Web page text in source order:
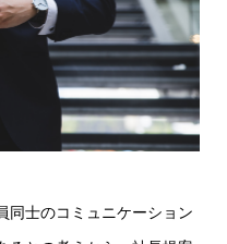
同士のコミュニケーション